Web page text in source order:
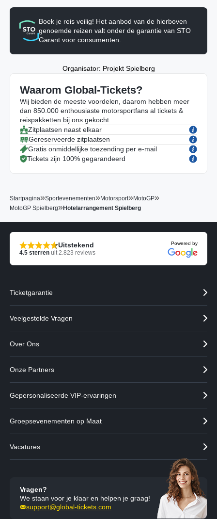
Boek je reis veilig! Het aanbod van de hierboven
genoemde reizen valt onder de garantie van STO
Garant voor consumenten.
Organisator: Projekt Spielberg
Waarom Global-Tickets?
Wij bieden de meeste voordelen, daarom hebben meer
dan 850.000 enthousiaste motorsportfans al tickets &
reispakketten bij ons gekocht.
Zitplaatsen naast elkaar
Gereserveerde zitplaatsen
Gratis onmiddellijke toezending per e-mail
Tickets zijn 100% gegarandeerd
Startpagina»Sportevenementen»Motorsport»MotoGP»
MotoGP Spielberg»Hotelarrangement Spielberg
Uitstekend
4.5 sterren uit2.823 reviews
Powered by
Ticketgarantie
Veelgestelde Vragen
Over Ons
Onze Partners
Gepersonaliseerde VIP-ervaringen
Groepsevenementen op Maat
Vacatures
Vragen?
We staan voor je klaar en helpen je graag!
support@global-tickets.com